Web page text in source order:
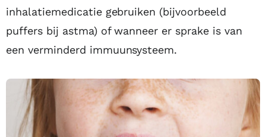
inhalatiemedicatie gebruiken (bijvoorbeeld
puffers bij astma) of wanneer er sprake is van
een verminderd immuunsysteem.